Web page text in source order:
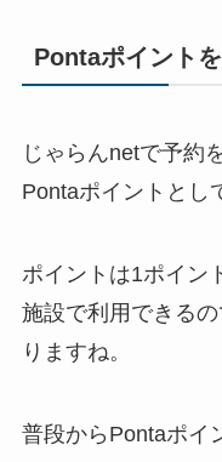
Pontaポイント
じゃらんnetで予約
Pontaポイントとし
ポイントは1ポイン
施設で利用できる
りますね。
普段からPontaポイ